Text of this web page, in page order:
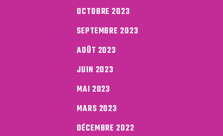
OCTOBRE 2023
SEPTEMBRE 2023
AOÛT 2023
JUIN 2023
MAI 2023
MARS 2023
DÉCEMBRE 2022